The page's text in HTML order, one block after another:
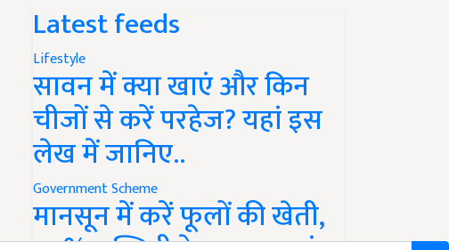
Latest feeds
Lifestyle
सावन में क्या खाएं और किन
चीजों से करें परहेज? यहां इस
लेख में जानिए..
Government Scheme
मानसून में करें फूलों की खेती,